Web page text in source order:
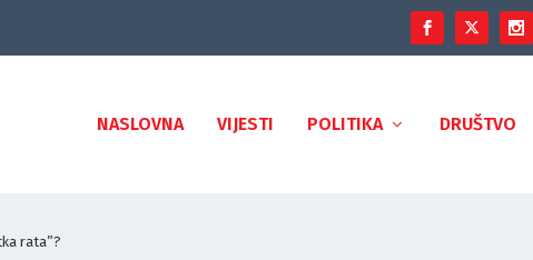
NASLOVNA VIJESTI POLITIKA DRUŠTVO
rata”?